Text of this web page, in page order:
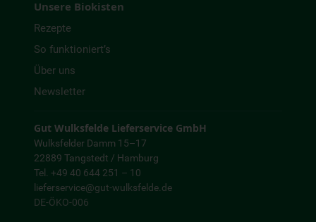
Unsere Biokisten
Rezepte
So funktioniert’s
Über uns
Newsletter
Gut Wulksfelde Lieferservice GmbH
Wulksfelder Damm 15–17
22889 Tangstedt / Hamburg
Tel. +49 40 644 251 – 10
lieferservice@gut-wulksfelde.de
DE-ÖKO-006